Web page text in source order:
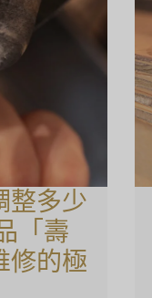
整多少
「壽
修的極